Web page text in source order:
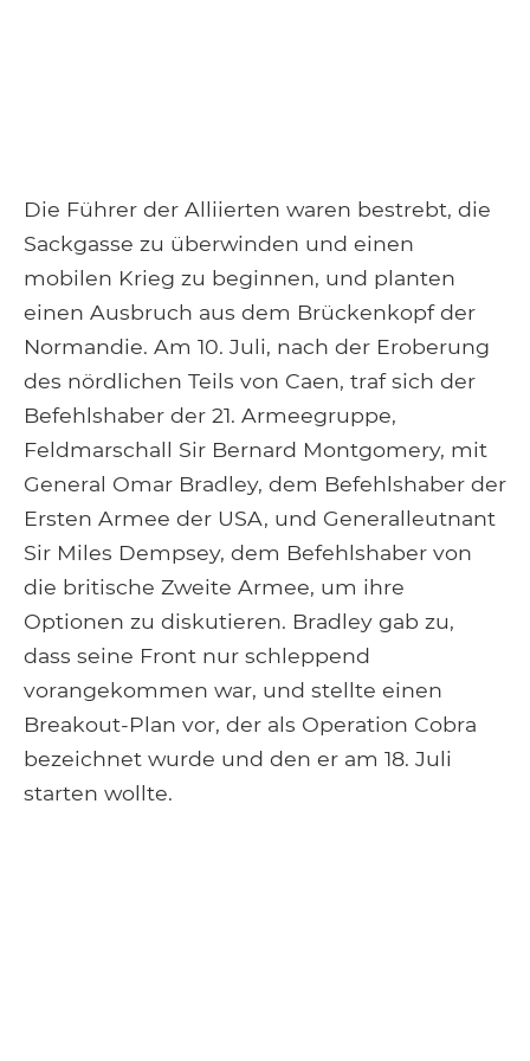
Die Führer der Alliierten waren bestrebt, die
Sackgasse zu überwinden und einen
mobilen Krieg zu beginnen, und planten
einen Ausbruch aus dem Brückenkopf der
Normandie. Am 10. Juli, nach der Eroberung
des nördlichen Teils von Caen, traf sich der
Befehlshaber der 21. Armeegruppe,
Feldmarschall Sir Bernard Montgomery, mit
General Omar Bradley, dem Befehlshaber der
Ersten Armee der USA, und Generalleutnant
Sir Miles Dempsey, dem Befehlshaber von
die britische Zweite Armee, um ihre
Optionen zu diskutieren. Bradley gab zu,
dass seine Front nur schleppend
vorangekommen war, und stellte einen
Breakout-Plan vor, der als Operation Cobra
bezeichnet wurde und den er am 18. Juli
starten wollte.